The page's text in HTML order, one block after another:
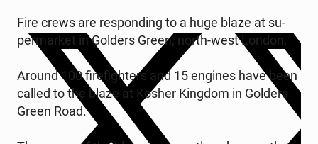
Fire crews are re­spon­ding to a huge blaze at su­
per­mar­ket in Golders Green, north-west London.
Around 100 fi­re­fi­gh­ters and 15 engines have been
called to the blaze at Kosher Kingdom in Golders
Green Road.